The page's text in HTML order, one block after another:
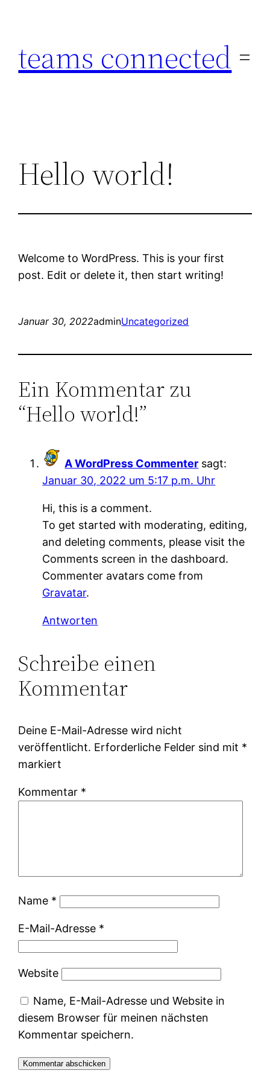
teams connected
Hello world!
Welcome to WordPress. This is your first
post. Edit or delete it, then start writing!
Januar 30, 2022adminUncategorized
Ein Kommentar zu
“Hello world!”
A WordPress Commenter sagt:
Januar 30, 2022 um 5:17 p.m. Uhr
Hi, this is a comment.
To get started with moderating, editing,
and deleting comments, please visit the
Comments screen in the dashboard.
Commenter avatars come from
Gravatar.
Antworten
Schreibe einen
Kommentar
Deine E-Mail-Adresse wird nicht
veröffentlicht. Erforderliche Felder sind mit *
markiert
Kommentar *
Name *
E-Mail-Adresse *
Website
Name, E-Mail-Adresse und Website in
diesem Browser für meinen nächsten
Kommentar speichern.